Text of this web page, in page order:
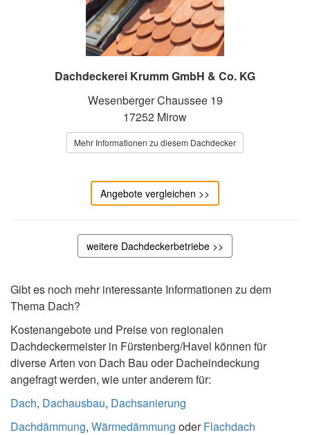
Dachdeckerei Krumm GmbH & Co. KG
Wesenberger Chaussee 19
17252 Mirow
Mehr Informationen zu diesem Dachdecker
Angebote vergleichen >>
weitere Dachdeckerbetriebe >>
Gibt es noch mehr interessante Informationen zu dem
Thema Dach?
Kostenangebote und Preise von regionalen
Dachdeckermeister in Fürstenberg/Havel können für
diverse Arten von Dach Bau oder Dacheindeckung
angefragt werden, wie unter anderem für:
Dach, Dachausbau, Dachsanierung
Dachdämmung, Wärmedämmung oderFlachdach